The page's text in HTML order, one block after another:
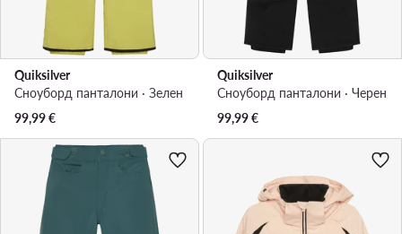
Quiksilver
Сноуборд панталони · Зелен
99,99€
Quiksilver
Сноуборд панталони · Черен
99,99€